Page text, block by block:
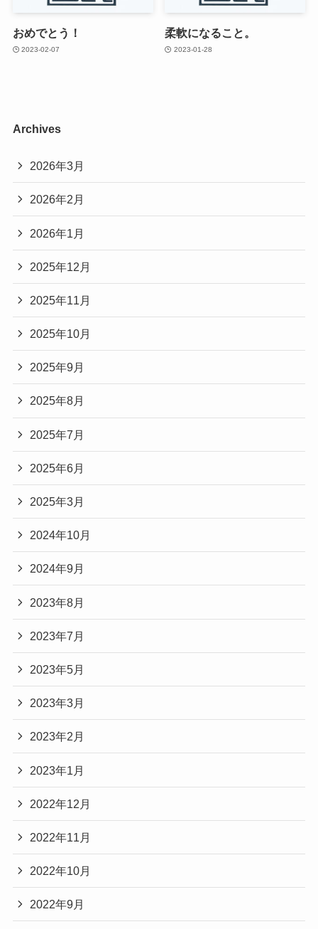
おめでとう！
2023-02-07
柔軟になること。
2023-01-28
Archives
2026年3月
2026年2月
2026年1月
2025年12月
2025年11月
2025年10月
2025年9月
2025年8月
2025年7月
2025年6月
2025年3月
2024年10月
2024年9月
2023年8月
2023年7月
2023年5月
2023年3月
2023年2月
2023年1月
2022年12月
2022年11月
2022年10月
2022年9月